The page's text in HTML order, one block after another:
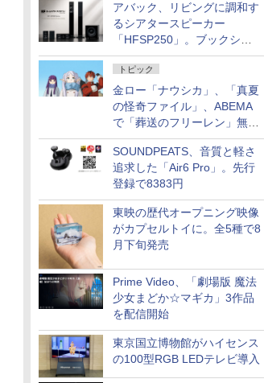
アバック、リビングに調和す
るシアタースピーカー
「HFSP250」。ブックシェ
ルフはペア3万円以下
トピック
金ロー「ナウシカ」、「真夏
の怪奇ファイル」、ABEMA
で「葬送のフリーレン」無料
配信など。夏の特番・配信情
報
SOUNDPEATS、音質と軽さ
追求した「Air6 Pro」。先行
登録で8383円
東映の歴代オープニング映像
がカプセルトイに。全5種で8
月下旬発売
Prime Video、「劇場版 魔法
少女まどか☆マギカ」3作品
を配信開始
東京国立博物館がハイセンス
の100型RGB LEDテレビ導入